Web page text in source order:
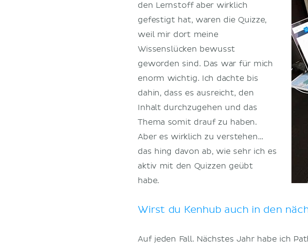
den Lernstoff aber wirklich
gefestigt hat, waren die Quizze,
weil mir dort meine
Wissenslücken bewusst
geworden sind. Das war für mich
enorm wichtig. Ich dachte bis
dahin, dass es ausreicht, den
Inhalt durchzugehen und das
Thema somit drauf zu haben.
Aber es wirklich zu verstehen…
das hing davon ab, wie sehr ich es
aktiv mit den Quizzen geübt
habe.
Wirst du Kenhub auch in den
Auf jeden Fall. Nächstes Jahr habe ich